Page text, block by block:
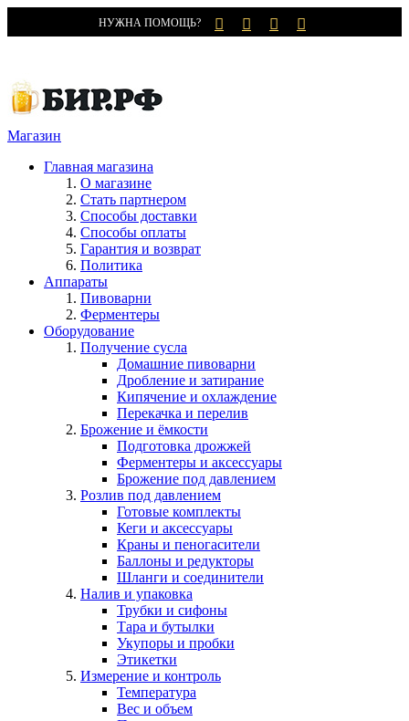
НУЖНА ПОМОЩЬ?
Магазин
Главная магазина
О магазине
Стать партнером
Способы доставки
Способы оплаты
Гарантия и возврат
Политика
Аппараты
Пивоварни
Ферментеры
Оборудование
Получение сусла
Домашние пивоварни
Дробление и затирание
Кипячение и охлаждение
Перекачка и перелив
Брожение и ёмкости
Подготовка дрожжей
Ферментеры и аксессуары
Брожение под давлением
Розлив под давлением
Готовые комплекты
Кеги и аксессуары
Краны и пеногасители
Баллоны и редукторы
Шланги и соединители
Налив и упаковка
Трубки и сифоны
Тара и бутылки
Укупоры и пробки
Этикетки
Измерение и контроль
Температура
Вес и объем